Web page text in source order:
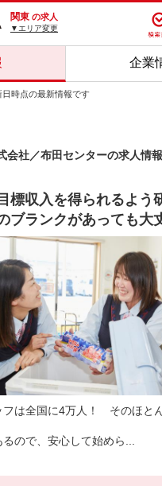
関東 の求人
▼エリア変更
企業
時点の最新情報です
会社／布田センターの求人情
標収入を得られるよう
ブランクがあっても大
フは全国に4万人！ そのほと
ので、安心して始めら...